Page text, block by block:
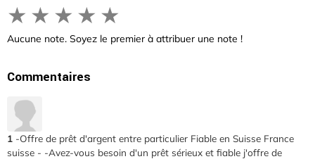
★ ★ ★ ★ ★
Aucune note. Soyez le premier à attribuer une note !
Commentaires
1 -Offre de prêt d'argent entre particulier Fiable en Suisse France
suisse - -Avez-vous besoin d'un prêt sérieux et fiable j'offre de